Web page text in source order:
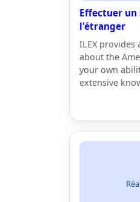
Effectuer un
l'étranger
ILEX provides
about the
your own
extensive